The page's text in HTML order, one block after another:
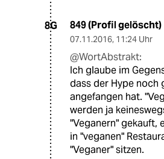
8G 849 (Profil gelöscht)
07.11.2016, 11:24 Uhr
@WortAbstrakt:
Ich glaube im
dass der Hype noch
angefangen hat.
werden ja
"Veganern" gekauft,
in "veganen"
"Veganer" sitzen.